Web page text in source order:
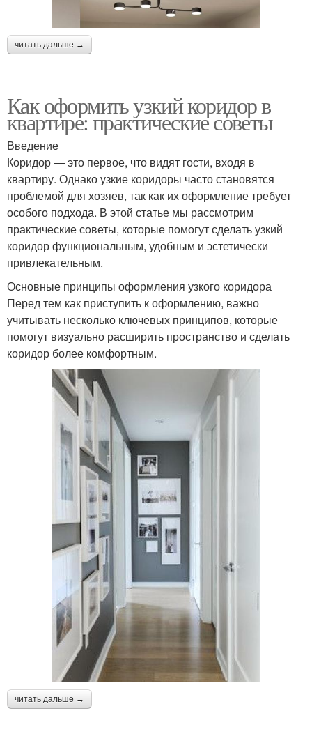
читать дальше →
Как оформить узкий коридор в
квартире: практические советы
Введение
Коридор — это первое, что видят гости, входя в
квартиру. Однако узкие коридоры часто становятся
проблемой для хозяев, так как их оформление требует
особого подхода. В этой статье мы рассмотрим
практические советы, которые помогут сделать узкий
коридор функциональным, удобным и эстетически
привлекательным.
Основные принципы оформления узкого коридора
Перед тем как приступить к оформлению, важно
учитывать несколько ключевых принципов, которые
помогут визуально расширить пространство и сделать
коридор более комфортным.
читать дальше →